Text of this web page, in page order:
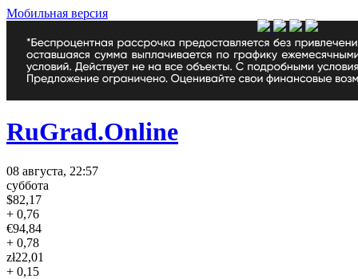
Мобильная версия
RuGrad.Online
08 августа, 22:57
суббота
$82,17
+ 0,76
€94,84
+ 0,78
zł22,01
+ 0,15